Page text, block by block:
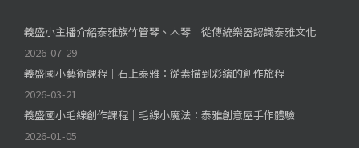
義盛小主播介紹泰雅族竹管琴、木琴｜從傳統樂器認識泰雅文化
2026-07-29
義盛國小藝術課程｜石上泰雅：從素描到彩繪的創作旅程
2026-03-21
義盛國小毛線創作課程｜毛線小魔法：泰雅創意屋手作體驗
2026-01-05